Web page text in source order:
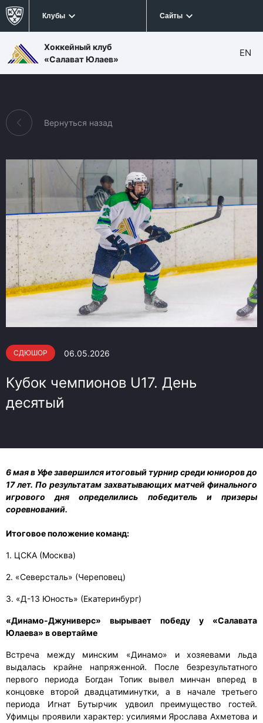
Клубы Сайты
Хоккейный клуб
«Салават Юлаев»
EN
Вернуться назад
СДЮШОР 06.05.2026
Кубок чемпионов U17. День
десятый
6 мая в Уфе завершился итоговый турнир среди юниоров до
17 лет. По результатам захватывающих матчей финального
игрового дня определились победитель и призеры
соревнований.
Итоговое положение команд:
1. ЦСКА (Москва)
2. «Северсталь» (Череповец)
3. «Д-13 Юность» (Екатеринбург)
«Динамо-Джуниверс» вырывает победу у «Салавата
Юлаева» в овертайме
Встреча между минским «Динамо» и хозяевами льда
выдалась крайне напряженной. После безрезультатного
первого периода Богдан Топик вывел минчан вперед в
концовке второй двадцатиминутки, а в начале третьего
периода Игнат Бутырчик удвоил преимущество гостей.
Уфимцы проявили характер: усилиями Ярослава Ахметова и